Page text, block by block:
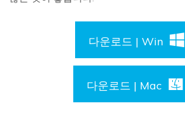
다운로드 | Win
다운로드 | Mac